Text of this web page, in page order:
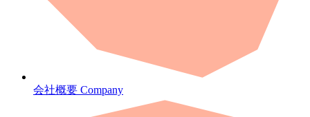
会社概要 Company